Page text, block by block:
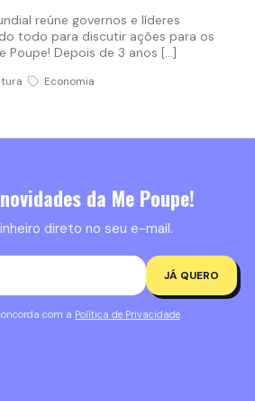
reúne governos e líderes
todo para discutir ações para os
Poupe! Depois de 3 anos […]
Economia
da Me Poupe!
direto no seu e-mail.
JÁ QUERO
com a Política de Privacidade.